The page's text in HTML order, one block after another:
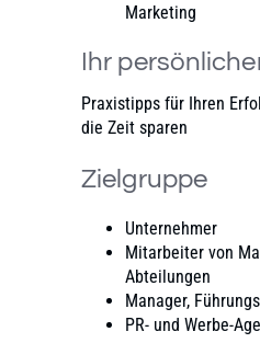
Marketing
Ihr
Praxistipps für Ihren
die Zeit sparen
Zielgruppe
Unternehmer
Mitarbeiter von
Abteilungen
Manager,
PR- und Werbe-